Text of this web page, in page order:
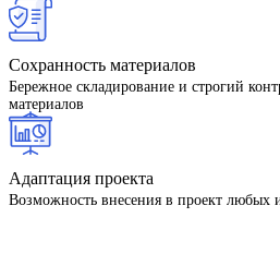
Сохранность материалов
Бережное складирование и строгий
материалов
Адаптация проекта
Возможность внесения в проект любых